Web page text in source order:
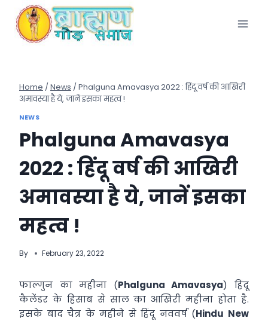
content
Home / News / Phalguna Amavasya 2022 : हिंदू वर्ष की आखिरी
अमावस्या है ये, जानें इसका महत्व !
NEWS
Phalguna Amavasya
2022 : हिंदू वर्ष की आखिरी
अमावस्या है ये, जानें इसका
महत्व !
By February 23, 2022
फाल्गुन का महीना (Phalguna Amavasya) हिंदू
कैलेंडर के हिसाब से साल का आखिरी महीना होता है.
इसके बाद चैत्र के महीने से हिंदू नववर्ष (Hindu New